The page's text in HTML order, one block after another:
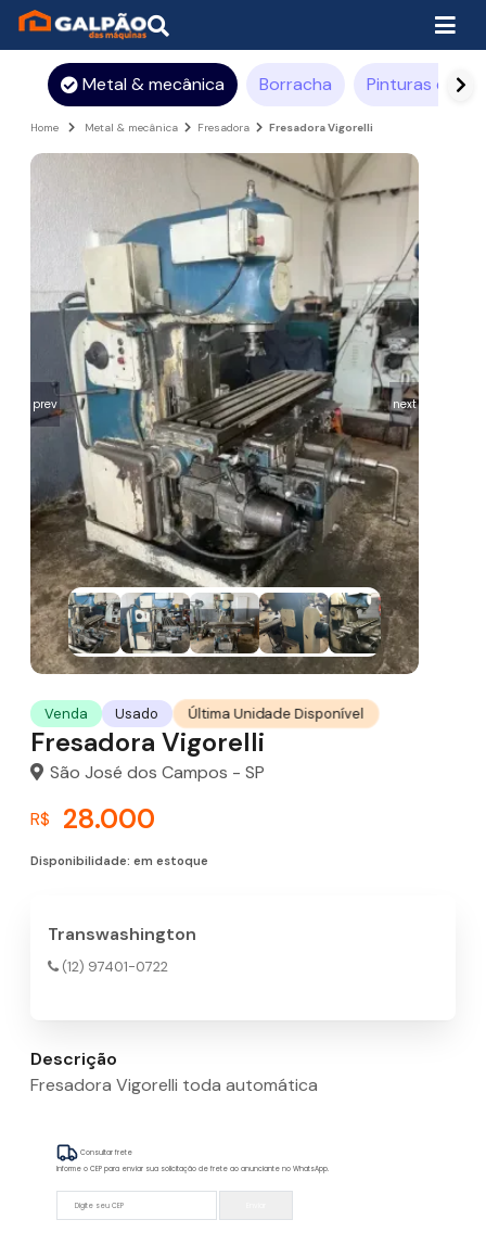
Metal & mecânica Borracha Pinturas e
Home Metal & mecânica Fresadora Fresadora Vigorelli
prev next
Venda Usado Última Unidade Disponível
Fresadora Vigorelli
São José dos Campos - SP
R$ 28.000
Disponibilidade: em estoque
Transwashington
(12) 97401-0722
Descrição
Fresadora Vigorelli toda automática
Consultar frete
Informe o CEP para enviar sua solicitação de frete ao anunciante no WhatsApp.